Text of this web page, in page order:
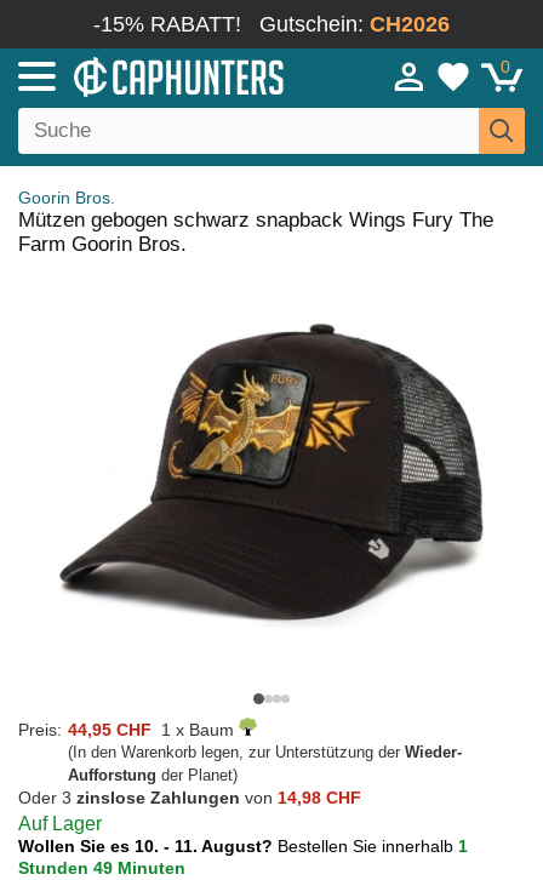
-15% RABATT! Gutschein: CH2026
0
Goorin Bros.
Mützen gebogen schwarz snapback Wings Fury The
Farm Goorin Bros.
Preis: 44,95 CHF 1 x Baum
(In den Warenkorb legen, zur Unterstützung der Wieder-
Aufforstung der Planet)
Oder 3 zinslose Zahlungen von 14,98 CHF
Auf Lager
Wollen Sie es 10. - 11. August? Bestellen Sie innerhalb 1
Stunden 49 Minuten